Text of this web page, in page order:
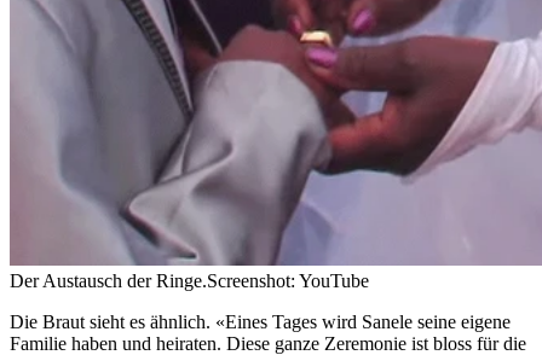
Der Austausch der Ringe.Screenshot: YouTube
Die Braut sieht es ähnlich. «Eines Tages wird Sanele seine eigene
Familie haben und heiraten. Diese ganze Zeremonie ist bloss für die